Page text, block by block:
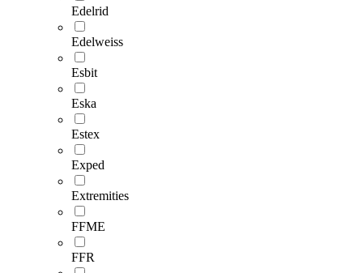
Edelrid
Edelweiss
Esbit
Eska
Estex
Exped
Extremities
FFME
FFR